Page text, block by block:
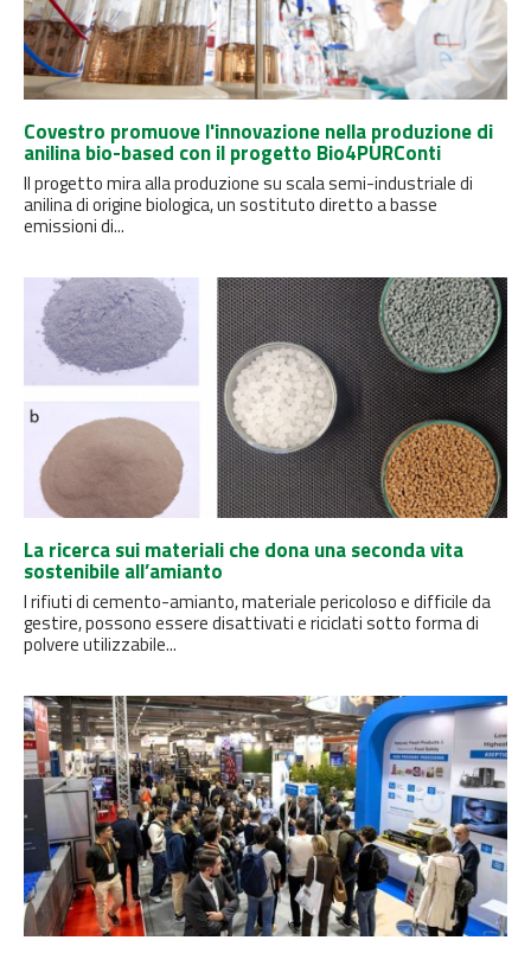
Covestro promuove l'innovazione nella produzione di
anilina bio-based con il progetto Bio4PURConti
Il progetto mira alla produzione su scala semi-industriale di
anilina di origine biologica, un sostituto diretto a basse
emissioni di...
La ricerca sui materiali che dona una seconda vita
sostenibile all’amianto
I rifiuti di cemento-amianto, materiale pericoloso e difficile da
gestire, possono essere disattivati ​​e riciclati sotto forma di
polvere utilizzabile...